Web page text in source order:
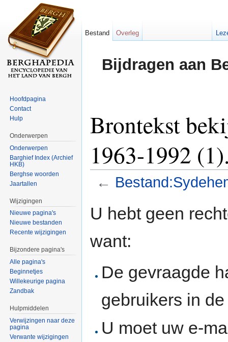
Bijdragen aan
Brontekst
1963-1992
←
U hebt geen
want:
De gevraagde
gebruikers in
U moet uw e-
Bestand Overleg
Hoofdpagina
Contact
Hulp
Onderwerpen
Onderwerpen
Barghief Index (Archief
HKB)
Berghse woorden
Jaartallen
Wijzigingen
Nieuwe pagina's
Nieuwe bestanden
Recente wijzigingen
Bijzondere pagina's
Alle pagina's
Beginnetjes
Willekeurige pagina
Zandbak
Hulpmiddelen
Verwijzingen naar deze
pagina
Verwante wijzigingen